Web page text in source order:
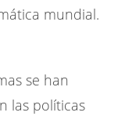
mundial.
se han
las políticas